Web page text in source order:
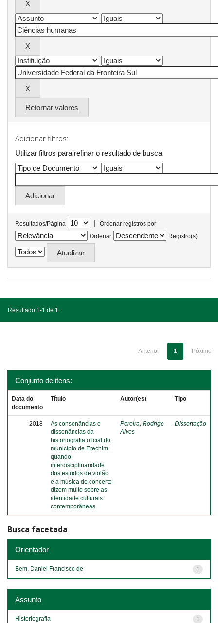
Retornar valores
Adicionar filtros:
Utilizar filtros para refinar o resultado de busca.
Resultados/Página |
Ordenar registros por
Ordenar
Registro(s)
Resultado 1-1 de 1.
Anterior 1 Póximo
Conjunto de itens:
Data do
documento
Título Autor(es) Tipo
2018
As consonâncias e
dissonâncias da
historiografia oficial do
município de Erechim:
quando
interdisciplinaridade
dos estudos de violão
e a música de concerto
dizem muito sobre as
identidade culturais
contemporâneas
Pereira, Rodrigo
Alves
Dissertação
Busca facetada
Orientador
1
Bem, Daniel Francisco de
Assunto
1
Historiografia